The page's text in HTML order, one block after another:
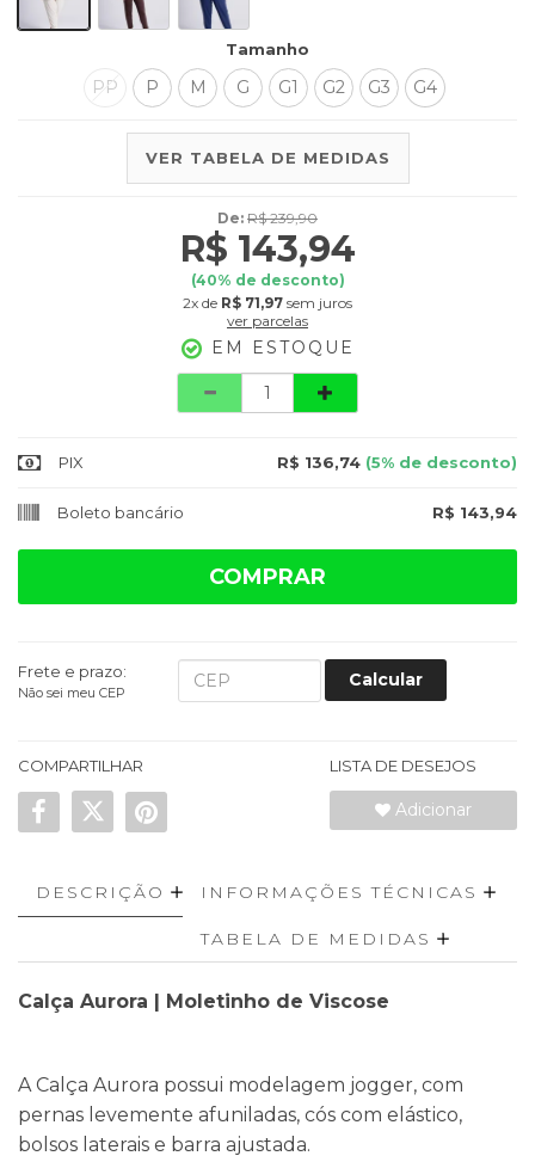
Tamanho
PP P M G G1 G2 G3 G4
VER TABELA DE MEDIDAS
De: R$ 239,90
R$ 143,94
(40% de desconto)
2x de R$ 71,97 sem juros
ver parcelas
EM ESTOQUE
PIX R$ 136,74 (5% de desconto)
Boleto bancário R$ 143,94
COMPRAR
Frete e prazo:
Não sei meu CEP
Calcular
COMPARTILHAR LISTA DE DESEJOS
Adicionar
DESCRIÇÃO INFORMAÇÕES TÉCNICAS
TABELA DE MEDIDAS
Calça Aurora | Moletinho de Viscose
A Calça Aurora possui modelagem jogger, com
pernas levemente afuniladas, cós com elástico,
bolsos laterais e barra ajustada.